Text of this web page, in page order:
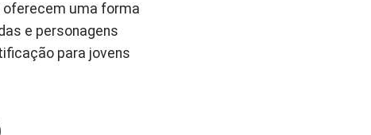
oferecem uma forma
e personagens
para jovens